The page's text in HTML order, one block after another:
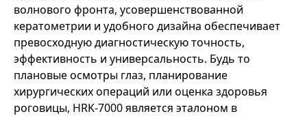
волнового фронта, усовершенствованной
кератометрии и удобного дизайна обеспечивает
превосходную диагностическую точность,
эффективность и универсальность. Будь то
плановые осмотры глаз, планирование
хирургических операций или оценка здоровья
роговицы, HRK-7000 является эталоном в